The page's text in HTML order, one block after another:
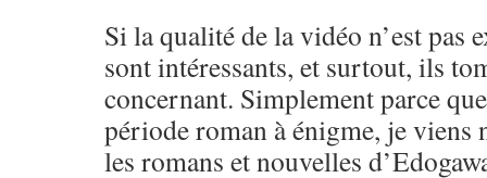
Si la qualité de la vidéo n’est pas
sont intéressants, et surtout, ils
concernant. Simplement parce
période roman à énigme, je viens
les romans et nouvelles